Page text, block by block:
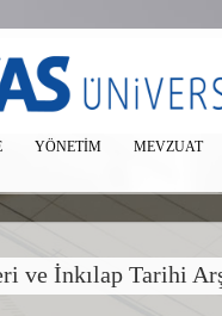
YÖNETIM MEVZUAT
ve İnkılap Tarihi